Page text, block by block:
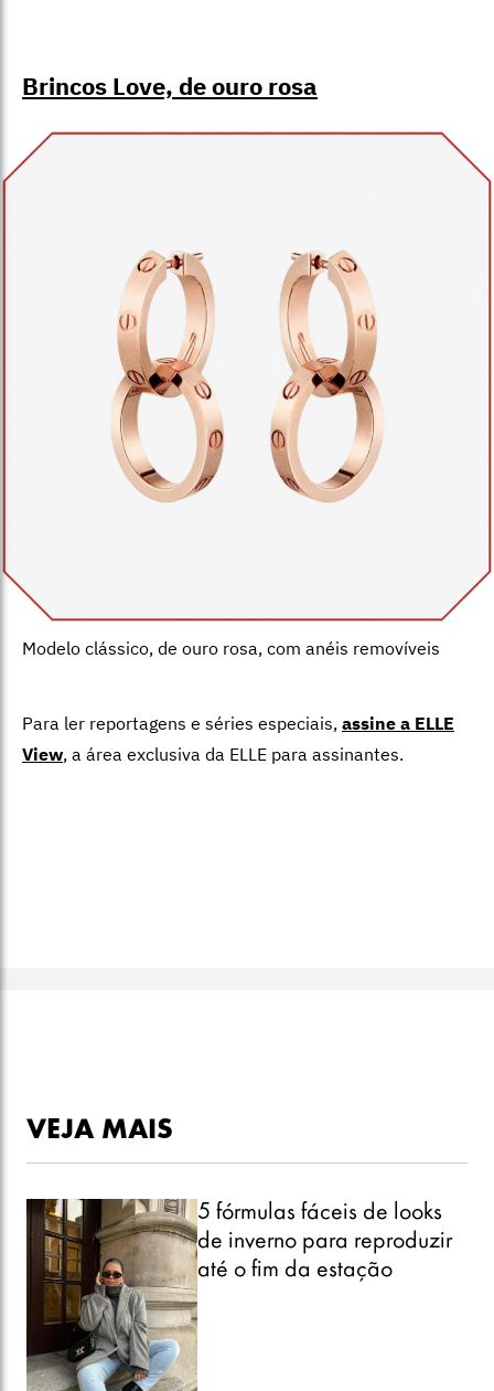
Brincos Love, de ouro rosa
Modelo clássico, de ouro rosa, com anéis removíveis
Para ler reportagens e séries especiais, assine a ELLE
View, a área exclusiva da ELLE para assinantes.
VEJA MAIS
5 fórmulas fáceis de looks
de inverno para reproduzir
até o fim da estação